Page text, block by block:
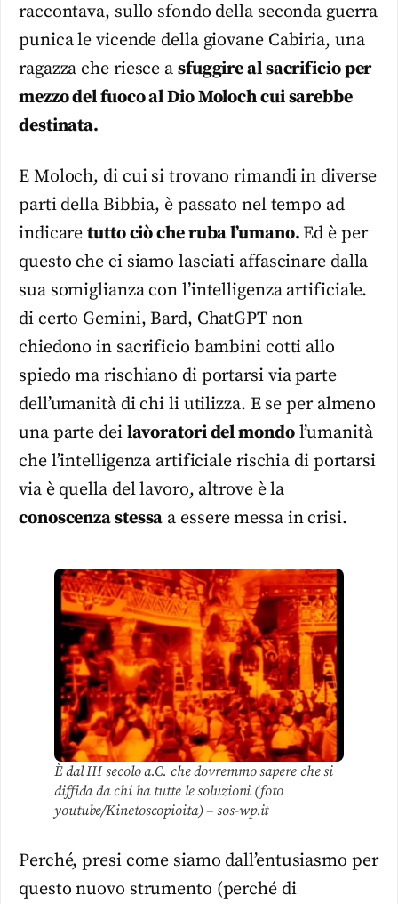
raccontava, sullo sfondo della seconda guerra
punica le vicende della giovane Cabiria, una
ragazza che riesce a sfuggire al sacrificio per
mezzo del fuoco al Dio Moloch cui sarebbe
destinata.
E Moloch, di cui si trovano rimandi in diverse
parti della Bibbia, è passato nel tempo ad
indicaretutto ciò che ruba l’umano.Ed è per
questo che ci siamo lasciati affascinare dalla
sua somiglianza con l’intelligenza artificiale.
di certo Gemini, Bard, ChatGPT non
chiedono in sacrificio bambini cotti allo
spiedo ma rischiano di portarsi via parte
dell’umanità di chi li utilizza. E se per almeno
una parte dei lavoratori del mondol’umanità
che l’intelligenza artificiale rischia di portarsi
via è quella del lavoro, altrove è la
conoscenza stessa a essere messa in crisi.
È dal III secolo a.C. che dovremmo sapere che si
diffida da chi ha tutte le soluzioni (foto
youtube/Kinetoscopioita) – sos-wp.it
Perché, presi come siamo dall’entusiasmo per
questo nuovo strumento (perché di